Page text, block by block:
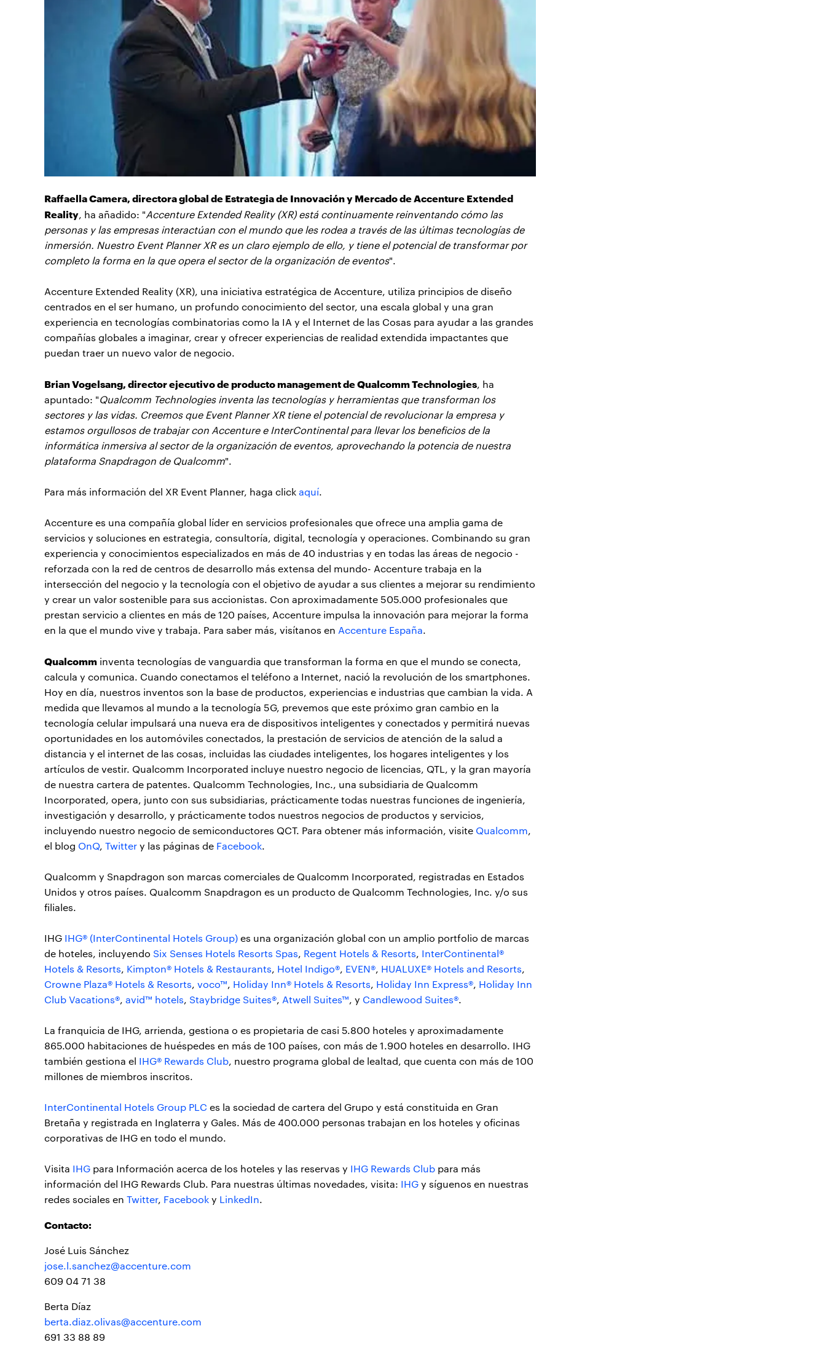
Raffaella Camera, directora global de Estrategia de Innovación y Mercado de Accenture Extended
Reality, ha añadido: "Accenture Extended Reality (XR) está continuamente reinventando cómo las
personas y las empresas interactúan con el mundo que les rodea a través de las últimas tecnologías de
inmersión. Nuestro Event Planner XR es un claro ejemplo de ello, y tiene el potencial de transformar por
completo la forma en la que opera el sector de la organización de eventos".
Accenture Extended Reality (XR), una iniciativa estratégica de Accenture, utiliza principios de diseño
centrados en el ser humano, un profundo conocimiento del sector, una escala global y una gran
experiencia en tecnologías combinatorias como la IA y el Internet de las Cosas para ayudar a las grandes
compañías globales a imaginar, crear y ofrecer experiencias de realidad extendida impactantes que
puedan traer un nuevo valor de negocio.
Brian Vogelsang, director ejecutivo de producto management de Qualcomm Technologies, ha
apuntado: "Qualcomm Technologies inventa las tecnologías y herramientas que transforman los
sectores y las vidas. Creemos que Event Planner XR tiene el potencial de revolucionar la empresa y
estamos orgullosos de trabajar con Accenture e InterContinental para llevar los beneficios de la
informática inmersiva al sector de la organización de eventos, aprovechando la potencia de nuestra
plataforma Snapdragon de Qualcomm".
Para más información del XR Event Planner, haga clickaquí.
Accenture es una compañía global líder en servicios profesionales que ofrece una amplia gama de
servicios y soluciones en estrategia, consultoría, digital, tecnología y operaciones. Combinando su gran
experiencia y conocimientos especializados en más de 40 industrias y en todas las áreas de negocio -
reforzada con la red de centros de desarrollo más extensa del mundo- Accenture trabaja en la
intersección del negocio y la tecnología con el objetivo de ayudar a sus clientes a mejorar su rendimiento
y crear un valor sostenible para sus accionistas. Con aproximadamente 505.000 profesionales que
prestan servicio a clientes en más de 120 países, Accenture impulsa la innovación para mejorar la forma
en la que el mundo vive y trabaja. Para saber más, visítanos en Accenture España.
Qualcomm inventa tecnologías de vanguardia que transforman la forma en que el mundo se conecta,
calcula y comunica. Cuando conectamos el teléfono a Internet, nació la revolución de los smartphones.
Hoy en día, nuestros inventos son la base de productos, experiencias e industrias que cambian la vida. A
medida que llevamos al mundo a la tecnología 5G, prevemos que este próximo gran cambio en la
tecnología celular impulsará una nueva era de dispositivos inteligentes y conectados y permitirá nuevas
oportunidades en los automóviles conectados, la prestación de servicios de atención de la salud a
distancia y el internet de las cosas, incluidas las ciudades inteligentes, los hogares inteligentes y los
artículos de vestir. Qualcomm Incorporated incluye nuestro negocio de licencias, QTL, y la gran mayoría
de nuestra cartera de patentes. Qualcomm Technologies, Inc., una subsidiaria de Qualcomm
Incorporated, opera, junto con sus subsidiarias, prácticamente todas nuestras funciones de ingeniería,
investigación y desarrollo, y prácticamente todos nuestros negocios de productos y servicios,
incluyendo nuestro negocio de semiconductores QCT. Para obtener más información, visite Qualcomm,
el blog OnQ, Twittery las páginas de Facebook.
Qualcomm y Snapdragon son marcas comerciales de Qualcomm Incorporated, registradas en Estados
Unidos y otros países. Qualcomm Snapdragon es un producto de Qualcomm Technologies, Inc. y/o sus
filiales.
IHG IHG® (InterContinental Hotels Group)es una organización global con un amplio portfolio de marcas
de hoteles, incluyendo Six Senses Hotels Resorts Spas, Regent Hotels & Resorts, InterContinental®
Hotels & Resorts, Kimpton® Hotels & Restaurants, Hotel Indigo®, EVEN®, HUALUXE® Hotels and Resorts,
Crowne Plaza® Hotels & Resorts, voco™, Holiday Inn® Hotels & Resorts, Holiday Inn Express®, Holiday Inn
Club Vacations®, avid™ hotels, Staybridge Suites®, Atwell Suites™, y Candlewood Suites®.
La franquicia de IHG, arrienda, gestiona o es propietaria de casi 5.800 hoteles y aproximadamente
865.000 habitaciones de huéspedes en más de 100 países, con más de 1.900 hoteles en desarrollo. IHG
también gestiona el IHG® Rewards Club, nuestro programa global de lealtad, que cuenta con más de 100
millones de miembros inscritos.
InterContinental Hotels Group PLC es la sociedad de cartera del Grupo y está constituida en Gran
Bretaña y registrada en Inglaterra y Gales. Más de 400.000 personas trabajan en los hoteles y oficinas
corporativas de IHG en todo el mundo.
Visita IHG para Información acerca de los hoteles y las reservas y IHG Rewards Club para más
información del IHG Rewards Club. Para nuestras últimas novedades, visita: IHGy síguenos en nuestras
redes sociales en Twitter, Facebooky LinkedIn.
Contacto:
José Luis Sánchez
jose.l.sanchez@accenture.com
609 04 71 38
Berta Díaz
berta.diaz.olivas@accenture.com
691 33 88 89